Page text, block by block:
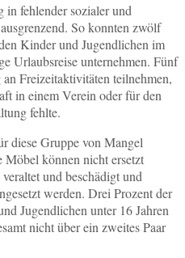
in fehlender sozialer und
So konnten zwölf
Kinder und Jugendlichen im
Urlaubsreise unternehmen. Fünf
Freizeitaktivitäten teilnehmen,
in einem Verein oder für den
fehlte.
diese Gruppe von Mangel
Möbel können nicht ersetzt
und beschädigt und
werden. Drei Prozent der
Jugendlichen unter 16 Jahren
nicht über ein zweites Paar